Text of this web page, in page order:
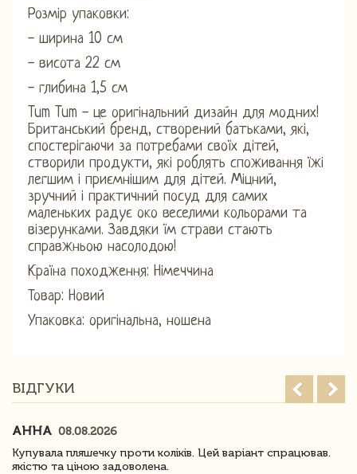
Розмір упаковки:
- ширина 10 см
- висота 22 см
- глибина 1,5 см
Tum Tum - це оригінальний дизайн для модних!
Британський бренд, створений батьками, які,
спостерігаючи за потребами своїх дітей,
створили продукти, які роблять споживання їжі
легшим і приємнішим для дітей. Міцний,
зручний і практичний посуд для самих
маленьких радує око веселими кольорами та
візерунками. Завдяки їм страви стають
справжньою насолодою!
Країна походження: Німеччина
Товар: Новий
Упаковка: оригінальна, ношена
ВІДГУКИ
АННА 08.08.2026
Купувала пляшечку проти коліків. Цей варіант спрацював.
якістю та ціною задоволена.